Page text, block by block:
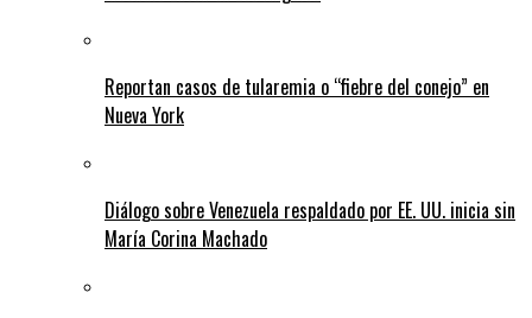
Reportan casos de tularemia o “fiebre del conejo” en
Nueva York
Diálogo sobre Venezuela respaldado por EE. UU. inicia sin
María Corina Machado